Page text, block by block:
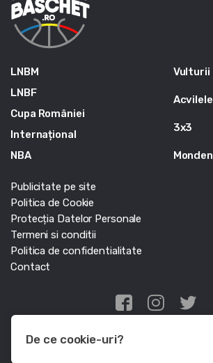
LNBM
LNBF
Cupa României
Internațional
NBA
Vulturii
Acvilele
3x3
Monden
Publicitate pe site
Politica de Cookie
Protecția Datelor Personale
Termeni si conditii
Politica de confidentialitate
Contact
Edris Digital Agency
De ce cookie-uri?